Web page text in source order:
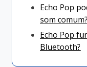
Echo Pop
som comum?
Echo Pop
Bluetooth?